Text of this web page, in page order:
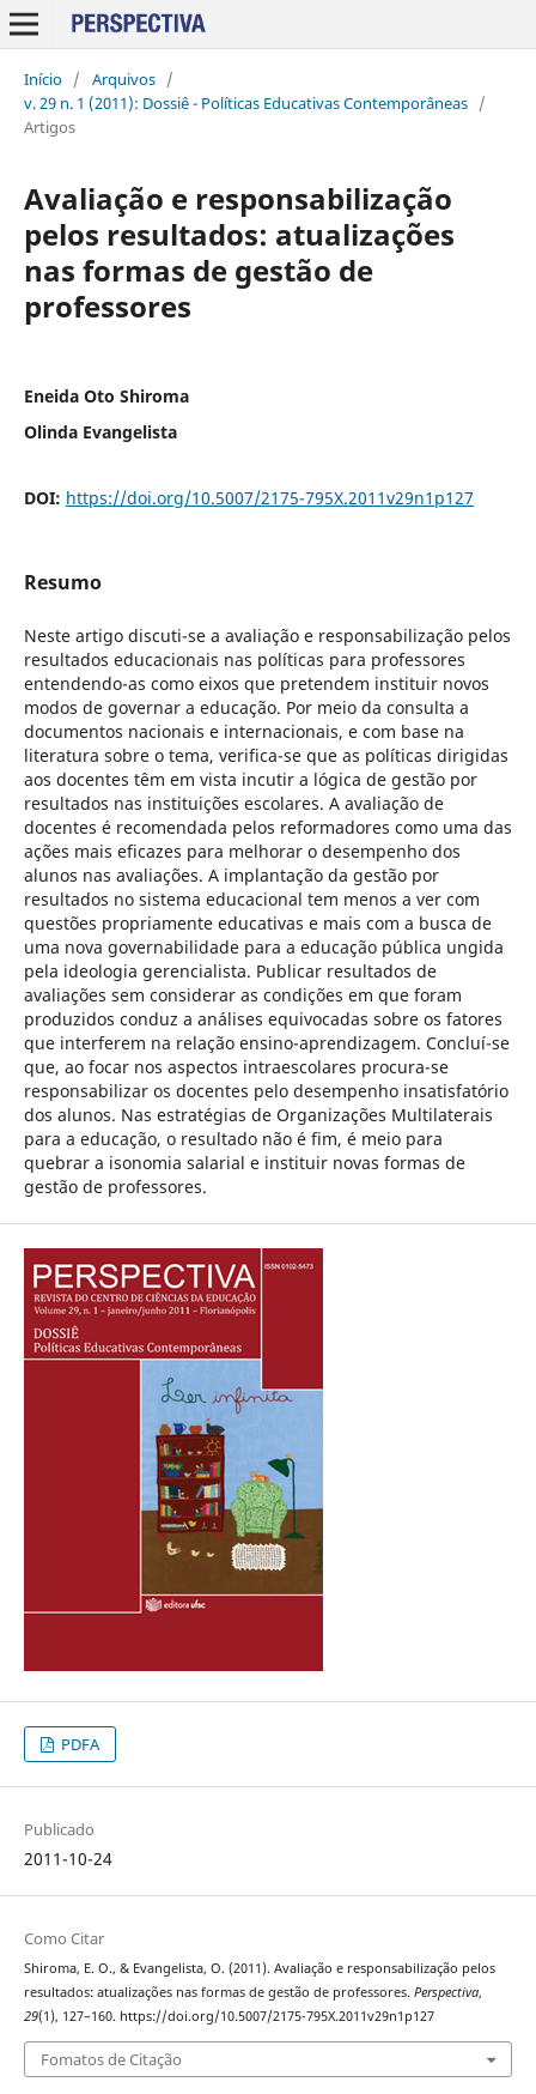
Início / Arquivos /
v. 29 n. 1 (2011): Dossiê - Políticas Educativas Contemporâneas /
Artigos
Avaliação e responsabilização
pelos resultados: atualizações
nas formas de gestão de
professores
Eneida Oto Shiroma
Olinda Evangelista
DOI: https://doi.org/10.5007/2175-795X.2011v29n1p127
Resumo
Neste artigo discuti-se a avaliação e responsabilização pelos
resultados educacionais nas políticas para professores
entendendo-as como eixos que pretendem instituir novos
modos de governar a educação. Por meio da consulta a
documentos nacionais e internacionais, e com base na
literatura sobre o tema, verifica-se que as políticas dirigidas
aos docentes têm em vista incutir a lógica de gestão por
resultados nas instituições escolares. A avaliação de
docentes é recomendada pelos reformadores como uma das
ações mais eficazes para melhorar o desempenho dos
alunos nas avaliações. A implantação da gestão por
resultados no sistema educacional tem menos a ver com
questões propriamente educativas e mais com a busca de
uma nova governabilidade para a educação pública ungida
pela ideologia gerencialista. Publicar resultados de
avaliações sem considerar as condições em que foram
produzidos conduz a análises equivocadas sobre os fatores
que interferem na relação ensino-aprendizagem. Concluí-se
que, ao focar nos aspectos intraescolares procura-se
responsabilizar os docentes pelo desempenho insatisfatório
dos alunos. Nas estratégias de Organizações Multilaterais
para a educação, o resultado não é fim, é meio para
quebrar a isonomia salarial e instituir novas formas de
gestão de professores.
PDFA
Publicado
2011-10-24
Como Citar
Shiroma, E. O., & Evangelista, O. (2011). Avaliação e responsabilização pelos
resultados: atualizações nas formas de gestão de professores. Perspectiva,
29(1), 127–160. https://doi.org/10.5007/2175-795X.2011v29n1p127
Fomatos de Citação